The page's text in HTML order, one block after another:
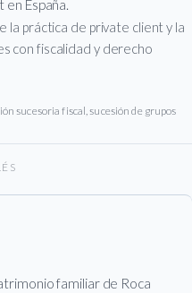
en España.
la práctica de private client y la
con fiscalidad y derecho
sucesoria fiscal, sucesión de grupos
familiar de Roca